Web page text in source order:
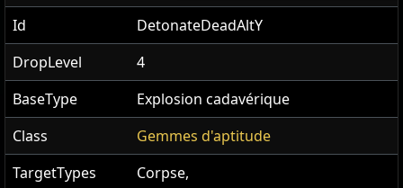
Id
DetonateDeadAltY
DropLevel
4
BaseType
Explosion cadavérique
Class
Gemmes d'aptitude
TargetTypes
Corpse,